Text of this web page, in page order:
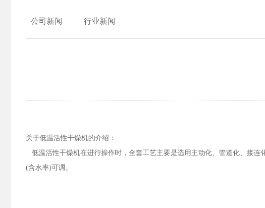
公司新闻 行业新闻
关于低温活性干燥机的介绍：
低温活性干燥机在进行操作时，全套工艺主要是选用主动化、管道化、接
(含水率)可调。